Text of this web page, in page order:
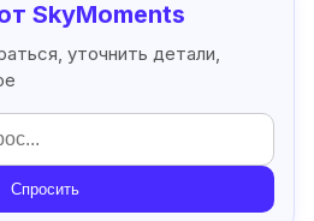
SkyMoments
уточнить детали,
Спросить